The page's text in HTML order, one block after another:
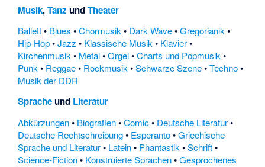
Musik,Tanz undTheater
Ballett• Blues •Chormusik• Dark Wave•Gregorianik•
Hip-Hop•Jazz • Klassische Musik• Klavier•
Kirchenmusik• Metal•Orgel•Charts und Popmusik•
Punk• Reggae• Rockmusik•Schwarze Szene•Techno•
Musik der DDR
Spracheund Literatur
Abkürzungen• Biografien•Comic• Deutsche Literatur•
Deutsche Rechtschreibung• Esperanto•Griechische
Sprache und Literatur• Latein• Phantastik •Schrift•
Science-Fiction• Konstruierte Sprachen•Gesprochenes